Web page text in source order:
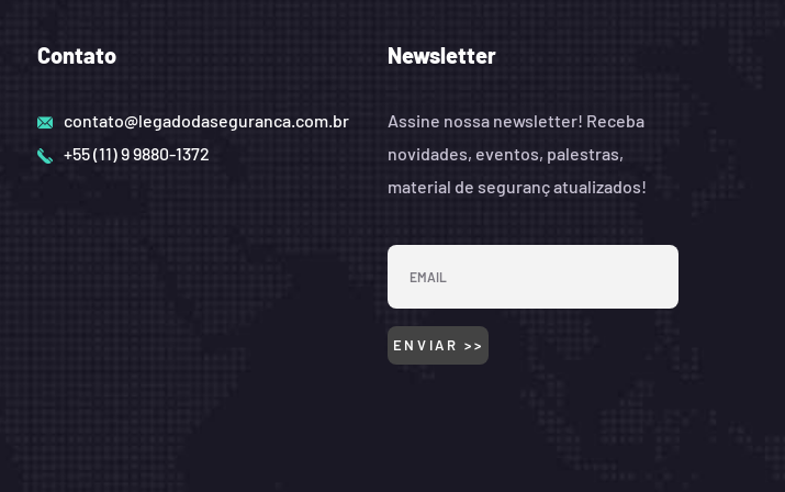
Contato
contato@legadodaseguranca.com.br
+55 (11) 9 9880-1372
Newsletter
Assine nossa newsletter! Receba
novidades, eventos, palestras,
material de seguranç atualizados!